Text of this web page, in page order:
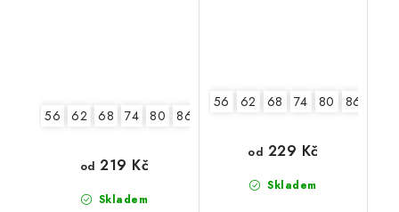
56 62 68 74 80 86
Skladem
od 219 Kč
56 62 68 74 80 86
Skladem
od 229 Kč